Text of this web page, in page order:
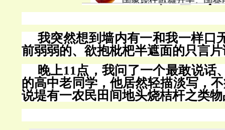
我突然想到墙内有一和我一样口
前弱弱的、欲抱枇杷半遮面的只言
晚上11点，我问了一个最敢说话
的高中老同学，他居然轻描淡写，
说堤有一农民田间地头烧桔杆之类